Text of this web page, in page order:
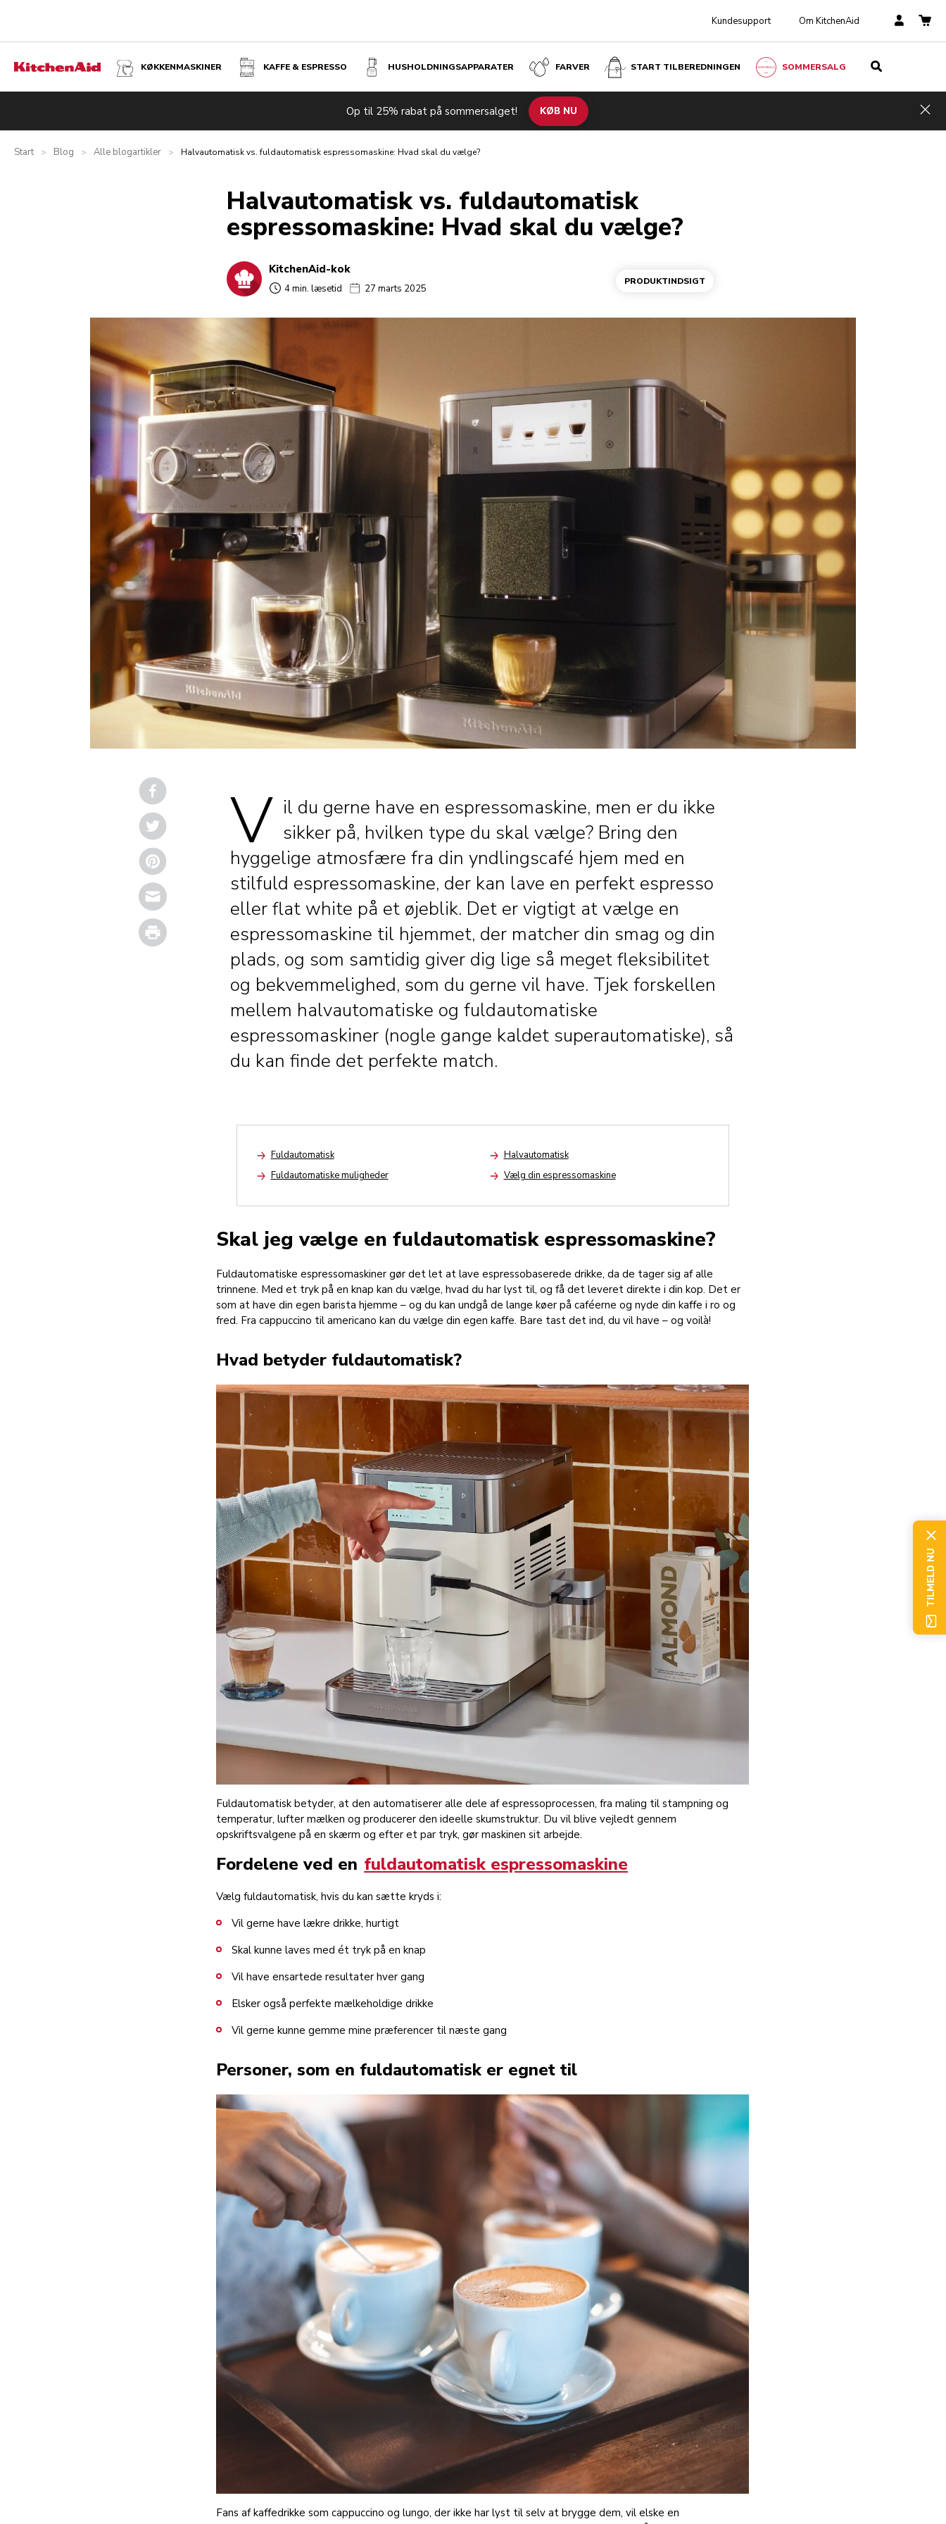
Kundesupport Om KitchenAid
KØKKENMASKINER KAFFE & ESPRESSO HUSHOLDNINGS­APPARATER FARVER START TILBEREDNINGEN SOMMERSALG
Op til 25% rabat på sommersalget! KØB NU
Start > Blog > Alle blogartikler > Halvautomatisk vs. fuldautomatisk espressomaskine: Hvad skal du vælge?
Halvautomatisk vs. fuldautomatisk
espressomaskine: Hvad skal du vælge?
KitchenAid-kok
4 min. læsetid 27 marts 2025
PRODUKTINDSIGT
Email
Print
V il du gerne have en espressomaskine, men er du ikke
sikker på, hvilken type du skal vælge? Bring den
hyggelige atmosfære fra din yndlingscafé hjem med en
stilfuld espressomaskine, der kan lave en perfekt espresso
eller flat white på et øjeblik. Det er vigtigt at vælge en
espressomaskine til hjemmet, der matcher din smag og din
plads, og som samtidig giver dig lige så meget fleksibilitet
og bekvemmelighed, som du gerne vil have. Tjek forskellen
mellem halvautomatiske og fuldautomatiske
espressomaskiner (nogle gange kaldet superautomatiske), så
du kan finde det perfekte match.
Arrow
Fuldautomatisk
Arrow
Fuldautomatiske muligheder
Arrow
Halvautomatisk
Arrow
Vælg din espressomaskine
Skal jeg vælge en fuldautomatisk espressomaskine?
Fuldautomatiske espressomaskiner gør det let at lave espressobaserede drikke, da de tager sig af alle
trinnene. Med et tryk på en knap kan du vælge, hvad du har lyst til, og få det leveret direkte i din kop. Det er
som at have din egen barista hjemme – og du kan undgå de lange køer på caféerne og nyde din kaffe i ro og
fred. Fra cappuccino til americano kan du vælge din egen kaffe. Bare tast det ind, du vil have – og voilà!
Hvad betyder fuldautomatisk?
Fuldautomatisk betyder, at den automatiserer alle dele af espressoprocessen, fra maling til stampning og
temperatur, lufter mælken og producerer den ideelle skumstruktur. Du vil blive vejledt gennem
opskriftsvalgene på en skærm og efter et par tryk, gør maskinen sit arbejde.
Fordelene ved en fuldautomatisk espressomaskine
Vælg fuldautomatisk, hvis du kan sætte kryds i:
Vil gerne have lækre drikke, hurtigt
Skal kunne laves med ét tryk på en knap
Vil have ensartede resultater hver gang
Elsker også perfekte mælkeholdige drikke
Vil gerne kunne gemme mine præferencer til næste gang
Personer, som en fuldautomatisk er egnet til
Fans af kaffedrikke som cappuccino og lungo, der ikke har lyst til selv at brygge dem, vil elske en
TILMELD NU